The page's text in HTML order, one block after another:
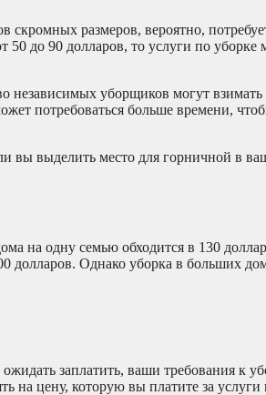
размеров, вероятно,
до 90 долларов, то услуги по уборке
уборщиков могут взимать
потребоваться больше времени,
вы выделить место для горничной в
на одну семью обходится в 130
долларов. Однако уборка в больших
заплатить, ваши требования к
на цену, которую вы платите за услуги